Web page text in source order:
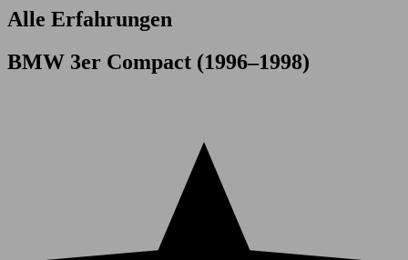
Alle Erfahrungen
BMW 3er Compact (1996–1998)